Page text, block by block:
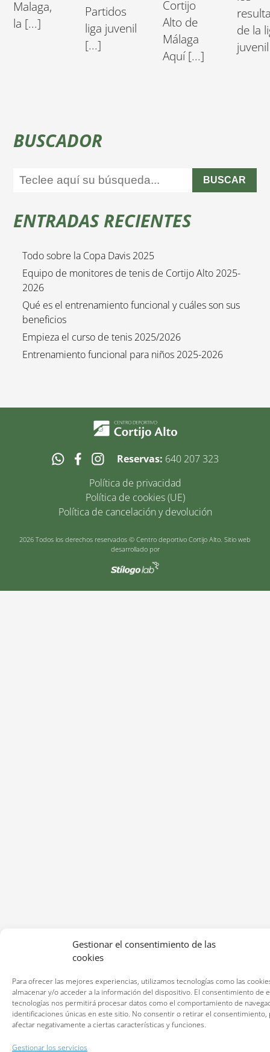
Gestionar el consentimiento de las
cookies
Para ofrecer las mejores experiencias, utilizamos tecnologías como las
almacenar y/o acceder a la información del dispositivo. El consentimiento de
tecnologías nos permitirá procesar datos como el comportamiento de
identificaciones únicas en este sitio. No consentir o retirar el consentimiento,
afectar negativamente a ciertas características y funciones.
Gestionar los servicios
Malaga,
la [...]
Partidos
liga juvenil
[...]
Cortijo
Alto de
Málaga
Aquí [...]
de la
BUSCADOR
BUSCAR
ENTRADAS RECIENTES
Todo sobre la Copa Davis 2025
Equipo de monitores de tenis de Cortijo Alto 2025-
2026
Qué es el entrenamiento funcional y cuáles son sus
beneficios
Empieza el curso de tenis 2025/2026
Entrenamiento funcional para niños 2025-2026
Reservas: 640 207 323
Política de privacidad
Política de cookies (UE)
Política de cancelación y devolución
2026 Todos los derechos reservados © Centro deportivo Cortijo Alto. Sitio web
desarrollado por